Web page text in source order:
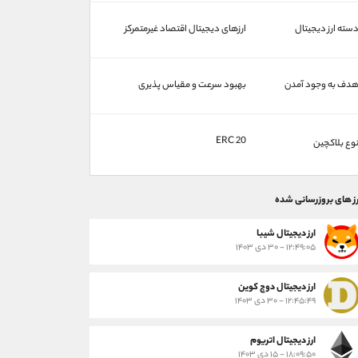
دسته ارز دیجیتال ارزهای دیجیتال اقتصاد غیرمتمرکز
هدف به وجود آمدن بهبود سرعت و مقیاس‌ پذیری
نوع بلاکچین ERC 20
های بروزرسانی شده
ارز ديجيتال شیبا
۱۲:۴۹:۰۵ - ۳۰ دی ۱۴۰۳
ارز دیجیتال دوج کوین
۱۲:۴۵:۴۹ - ۳۰ دی ۱۴۰۳
ارز دیجیتال اتریوم
۱۸:۰۹:۵۰ - ۱۵ دی ۱۴۰۳